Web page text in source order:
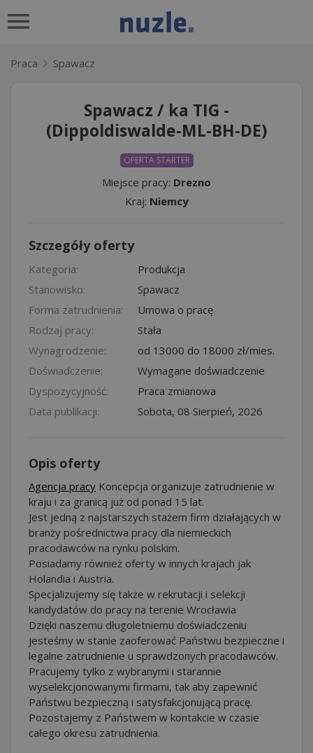
Praca Spawacz
Spawacz / ka TIG -
(Dippoldiswalde-ML-BH-DE)
OFERTA STARTER
Miejsce pracy: Drezno
Kraj: Niemcy
Szczegóły oferty
Kategoria:
Produkcja
Stanowisko:
Spawacz
Forma zatrudnienia:
Umowa o pracę
Rodzaj pracy:
Stała
Wynagrodzenie:
od 13000 do 18000 zł/mies.
Doświadczenie:
Wymagane doświadczenie
Dyspozycyjność:
Praca zmianowa
Data publikacji:
Sobota, 08 Sierpień, 2026
Opis oferty
Agencja pracy Koncepcja organizuje zatrudnienie w
kraju i za granicą już od ponad 15 lat.
Jest jedną z najstarszych stażem firm działających w
branży pośrednictwa pracy dla niemieckich
pracodawców na rynku polskim.
Posiadamy również oferty w innych krajach jak
Holandia i Austria.
Specjalizujemy się także w rekrutacji i selekcji
kandydatów do pracy na terenie Wrocławia
Dzięki naszemu długoletniemu doświadczeniu
jesteśmy w stanie zaoferować Państwu bezpieczne i
legalne zatrudnienie u sprawdzonych pracodawców.
Pracujemy tylko z wybranymi i starannie
wyselekcjonowanymi firmami, tak aby zapewnić
Państwu bezpieczną i satysfakcjonującą pracę.
Pozostajemy z Państwem w kontakcie w czasie
całego okresu zatrudnienia.